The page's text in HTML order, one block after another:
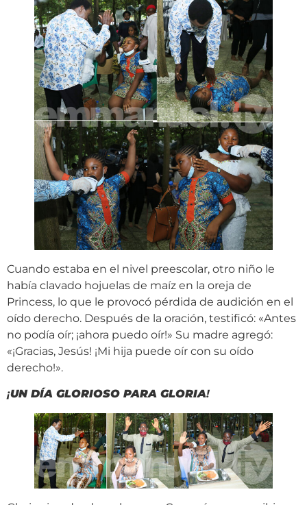
Cuando estaba en el nivel preescolar, otro niño le
había clavado hojuelas de maíz en la oreja de
Princess, lo que le provocó pérdida de audición en el
oído derecho. Después de la oración, testificó: «Antes
no podía oír; ¡ahora puedo oír!» Su madre agregó:
«¡Gracias, Jesús! ¡Mi hija puede oír con su oído
derecho!».
¡UN DÍA GLORIOSO PARA GLORIA!